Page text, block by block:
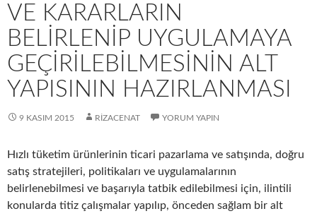
VE KARARLARIN
BELIRLENIP UYGULAMAYA
GEÇIRILEBILMESININ ALT
YAPISININ HAZIRLANMASI
9 KASIM 2015 RIZACENAT YORUM YAPIN
Hızlı tüketim ürünlerinin ticari pazarlama ve satışında, doğru
satış stratejileri, politikaları ve uygulamalarının
belirlenebilmesi ve başarıyla tatbik edilebilmesi için, ilintili
konularda titiz çalışmalar yapılıp, önceden sağlam bir alt